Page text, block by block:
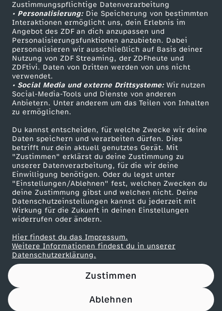
Zustimmungspflichtige Datenverarbeitung
• Personalisierung:Die Speicherung von bestimmten
Interaktionen ermöglicht uns, dein Erlebnis im
Angebot des ZDF an dich anzupassen und
Personalisierungsfunktionen anzubieten. Dabei
personalisieren wir ausschließlich auf Basis deiner
Nutzung von ZDF Streaming, der ZDFheute und
ZDFtivi. Daten von Dritten werden von uns nicht
verwendet.
• Social Media und externe Drittsysteme:Wir nutzen
Social-Media-Tools und Dienste von anderen
Anbietern. Unter anderem um das Teilen von Inhalten
zu ermöglichen.
Du kannst entscheiden, für welche Zwecke wir deine
Daten speichern und verarbeiten dürfen. Dies
betrifft nur dein aktuell genutztes Gerät. Mit
"Zustimmen" erklärst du deine Zustimmung zu
unserer Datenverarbeitung, für die wir deine
Einwilligung benötigen. Oder du legst unter
"Einstellungen/Ablehnen" fest, welchen Zwecken du
deine Zustimmung gibst und welchen nicht. Deine
Datenschutzeinstellungen kannst du jederzeit mit
Wirkung für die Zukunft in deinen Einstellungen
widerrufen oder ändern.
Hier findest du das Impressum.
Weitere Informationen findest du in unserer
Datenschutzerklärung.
Zustimmen
Ablehnen
Livestreams
Sendungen A-Z
TV-Programm
Zuschauerservice
Hilfe
ZDF Unternehmen
Karriere
ZDF goes Schule
Werbefernsehen
Mainzelmännchen
Partner
Nutzungsbedingungen